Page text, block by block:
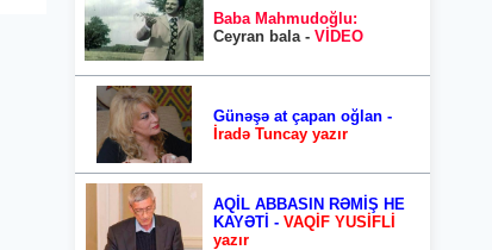
Baba Mahmudoğlu:
Ceyran bala - VİDEO
Günəşə at çapan oğlan -
İradə Tuncay yazır
AQİL ABBASIN RƏMİŞ HE
KAYƏTİ - VAQİF YUSİFLİ
yazır